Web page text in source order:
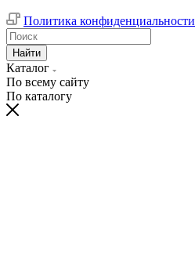
Политика конфиденциальности
Найти
Каталог
По всему сайту
По каталогу